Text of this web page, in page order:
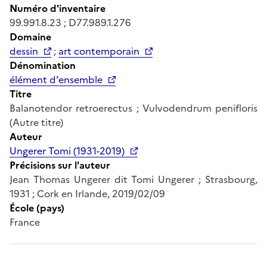
Numéro d'inventaire
99.991.8.23 ; D77.989.1.276
Domaine
dessin
; art contemporain
Dénomination
élément d'ensemble
Titre
Balanotendor retroerectus ; Vulvodendrum penifloris
(Autre titre)
Auteur
Ungerer Tomi (1931-2019)
Précisions sur l'auteur
Jean Thomas Ungerer dit Tomi Ungerer ; Strasbourg,
1931 ; Cork en Irlande, 2019/02/09
École (pays)
France